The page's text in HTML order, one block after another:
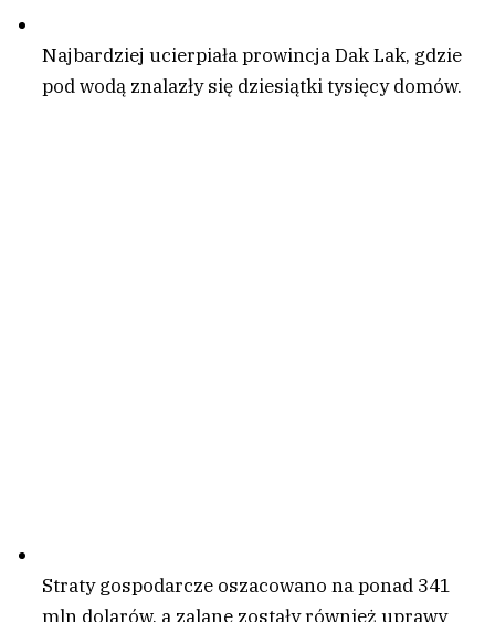
Najbardziej ucierpiała prowincja Dak Lak, gdzie
pod wodą znalazły się dziesiątki tysięcy domów.
Straty gospodarcze oszacowano na ponad 341
mln dolarów, a zalane zostały również uprawy